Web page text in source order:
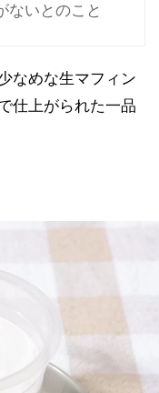
ないとのこと
なめな生マフィン
仕上がられた一品